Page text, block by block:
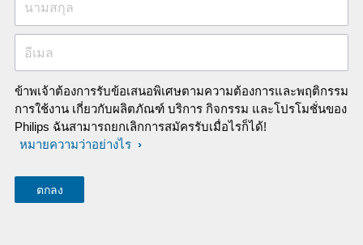
นามสกุล
อีเมล
ข้าพเจ้าต้องการรับข้อเสนอพิเศษตามความต้องการและพฤติกรรม
การใช้งาน เกี่ยวกับผลิตภัณฑ์ บริการ กิจกรรม และโปรโมชั่นของ
Philips ฉันสามารถยกเลิกการสมัครรับเมื่อไรก็ได้!
หมายความว่าอย่างไร